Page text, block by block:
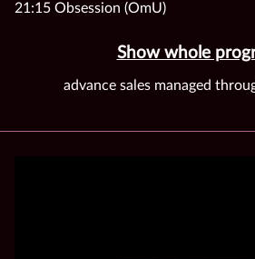
21:15 Obsession (OmU)
Show whole
advance sales managed